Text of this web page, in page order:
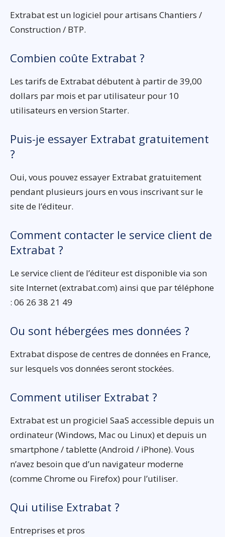
Extrabat est un logiciel pour artisans Chantiers /
Construction / BTP.
Combien coûte Extrabat ?
Les tarifs de Extrabat débutent à partir de 39,00
dollars par mois et par utilisateur pour 10
utilisateurs en version Starter.
Puis-je essayer Extrabat gratuitement
?
Oui, vous pouvez essayer Extrabat gratuitement
pendant plusieurs jours en vous inscrivant sur le
site de l’éditeur.
Comment contacter le service client de
Extrabat ?
Le service client de l’éditeur est disponible via son
site Internet (extrabat.com) ainsi que par téléphone
: 06 26 38 21 49
Ou sont hébergées mes données ?
Extrabat dispose de centres de données en France,
sur lesquels vos données seront stockées.
Comment utiliser Extrabat ?
Extrabat est un progiciel SaaS accessible depuis un
ordinateur (Windows, Mac ou Linux) et depuis un
smartphone / tablette (Android / iPhone). Vous
n’avez besoin que d’un navigateur moderne
(comme Chrome ou Firefox) pour l’utiliser.
Qui utilise Extrabat ?
Entreprises et pros